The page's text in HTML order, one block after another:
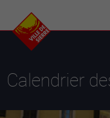
Calendrier